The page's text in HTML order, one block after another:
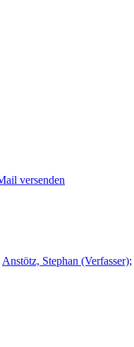
versenden
Anstötz, Stephan (Verfasser);